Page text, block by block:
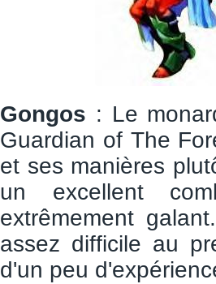
Gongos : Le
Guardian of The
et ses manières
un excellent
extrêmement
assez difficile au
d'un peu